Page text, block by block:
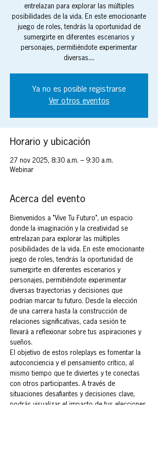
entrelazan para explorar las múltiples
posibilidades de la vida. En este emocionante
juego de roles, tendrás la oportunidad de
sumergirte en diferentes escenarios y
personajes, permitiéndote experimentar
diversas....
Ya no es posible registrarse
Ver otros eventos
Horario y ubicación
27 nov 2025, 8:30 a.m. – 9:30 a.m.
Webinar
Acerca del evento
Bienvenidos a "Vive Tu Futuro", un espacio
donde la imaginación y la creatividad se
entrelazan para explorar las múltiples
posibilidades de la vida. En este emocionante
juego de roles, tendrás la oportunidad de
sumergirte en diferentes escenarios y
personajes, permitiéndote experimentar
diversas trayectorias y decisiones que
podrían marcar tu futuro. Desde la elección
de una carrera hasta la construcción de
relaciones significativas, cada sesión te
llevará a reflexionar sobre tus aspiraciones y
sueños.
El objetivo de estos roleplays es fomentar la
autoconciencia y el pensamiento crítico, al
mismo tiempo que te diviertes y te conectas
con otros participantes. A través de
situaciones desafiantes y decisiones clave,
podrás visualizar el impacto de tus elecciones